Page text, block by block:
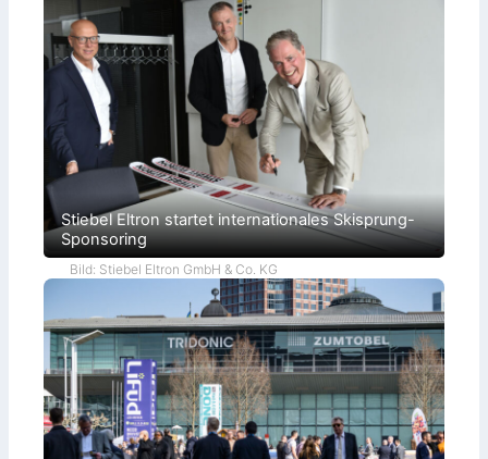
Stiebel Eltron startet internationales Skisprung-
Sponsoring
Bild: Stiebel Eltron GmbH & Co. KG